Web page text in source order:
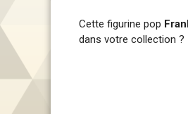
Cette figurine pop
dans votre collection ?